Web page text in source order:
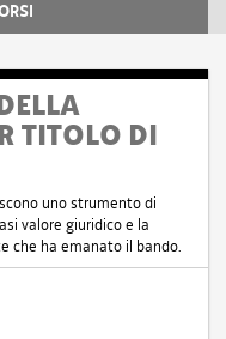
TITOLO DI
uno strumento di
valore giuridico e la
che ha emanato il bando.